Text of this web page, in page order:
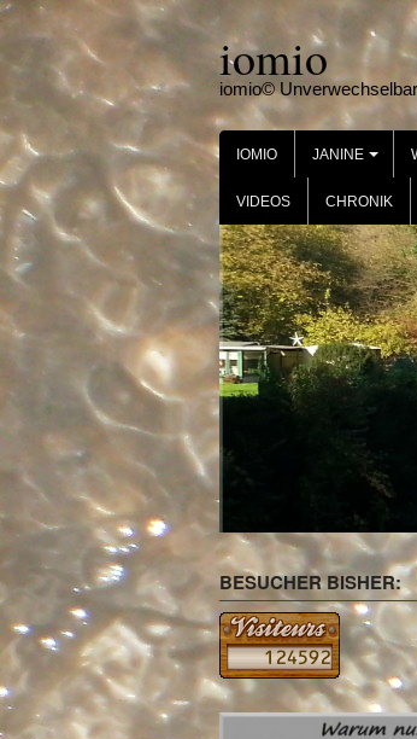
Skip
content
iomio
iomio©
IOMIO JANINE
VIDEOS CHRONIK
BESUCHER BISHER: